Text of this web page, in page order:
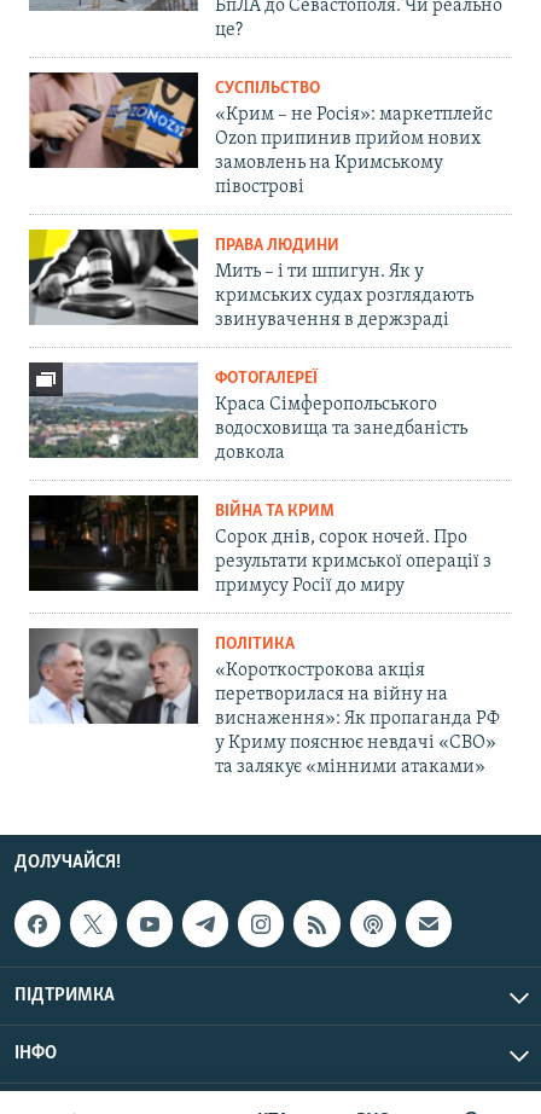
БпЛА до Севастополя. Чи реально
це?
СУСПІЛЬСТВО
«Крим – не Росія»: маркетплейс
Ozon припинив прийом нових
замовлень на Кримському
півострові
ПРАВА ЛЮДИНИ
Мить – і ти шпигун. Як у
кримських судах розглядають
звинувачення в держзраді
ФОТОГАЛЕРЕЇ
Краса Сімферопольського
водосховища та занедбаність
довкола
ВІЙНА ТА КРИМ
Сорок днів, сорок ночей. Про
результати кримської операції з
примусу Росії до миру
ПОЛІТИКА
«Короткострокова акція
перетворилася на війну на
виснаження»: Як пропаганда РФ
у Криму пояснює невдачі «СВО»
та залякує «мінними атаками»
ДОЛУЧАЙСЯ!
ПІДТРИМКА
ІНФО